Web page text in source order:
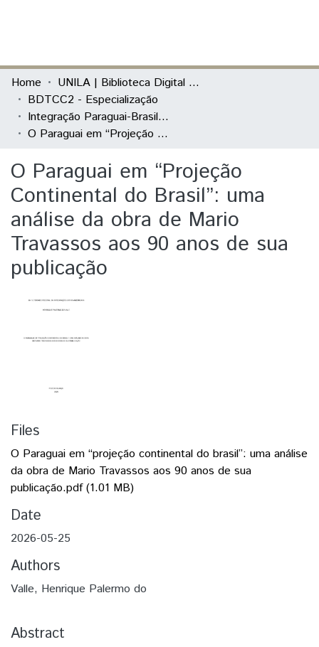
Communities & Collections
All of DSpace
Statistics
Home
UNILA | Biblioteca Digital de Trabalhos de Conclusão de Curso
BDTCC2 - Especialização
Integração Paraguai-Brasil: Relações Bilaterais, Desenvolvimento e Fronteiras
O Paraguai em “Projeção Continental do Brasil”: uma análise da obra de Mario Travassos aos 90 anos de sua publicação
O Paraguai em “Projeção
Continental do Brasil”: uma
análise da obra de Mario
Travassos aos 90 anos de sua
publicação
Files
O Paraguai em “projeção continental do brasil”: uma análise
da obra de Mario Travassos aos 90 anos de sua
publicação.pdf(1.01 MB)
Date
2026-05-25
Authors
Valle, Henrique Palermo do
Abstract